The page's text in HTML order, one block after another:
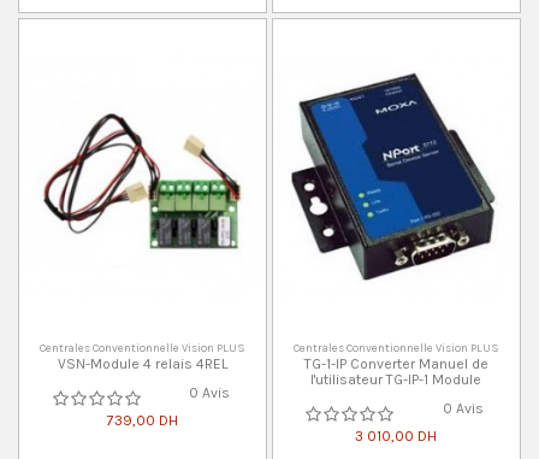
Centrales Conventionnelle Vision PLUS
VSN-Module 4 relais 4REL
0 Avis
739,00 DH
Centrales Conventionnelle Vision PLUS
TG-1-IP Converter Manuel de
l'utilisateur TG-IP-1 Module
0 Avis
3 010,00 DH